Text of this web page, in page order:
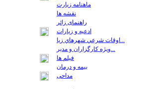
ماهنامه زیارت
نقشه ها
راهنمای زائر
ادعیه و زیارات
اوقات شرعي شهرهاي زيا...
ويژه كارگزاران و مدير...
فيلم ها
بیمه و درمان
مداحی